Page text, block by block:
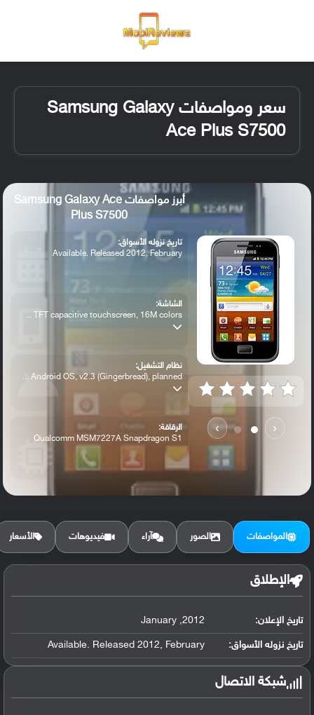
سعر ومواصفات Samsung Galaxy
Ace Plus S7500
‹
›
أبرز مواصفات Samsung Galaxy Ace
Plus S7500
تاريخ نزوله الأسواق:
Available. Released 2012, February
الشاشة:
TFT capacitive touchscreen, 16M colors ...
نظام التشغيل:
Android OS, v2.3 (Gingerbread), planned ...
الرقاقة:
Qualcomm MSM7227A Snapdragon S1
الرام / التخزين:
المواصفات الصور آراء فيديوهات الأسعار
الإطلاق
تاريخ الإعلان: 2012, January
تاريخ نزوله الأسواق: Available. Released 2012, February
شبكة الاتصال